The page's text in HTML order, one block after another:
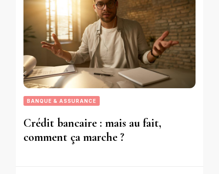
BANQUE & ASSURANCE
Crédit bancaire : mais au fait,
comment ça marche ?